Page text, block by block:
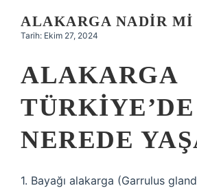
Hakkımızda
ALAKARGA NADIR MI
Tarih: Ekim 27, 2024
ALAKARGA
TÜRKIYE’DE
NEREDE
1. Bayağı alakarga (Garrulus